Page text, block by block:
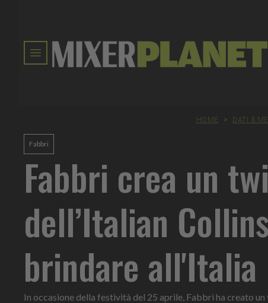
HOME > DATI &
Fabbri
Fabbri crea un
dell’Italian
brindare
In occasione della festività del 25 aprile, Fabbri ha creato